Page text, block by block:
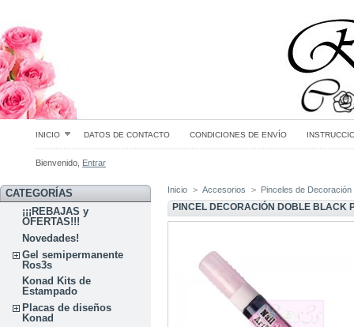
INICIO DATOS DE CONTACTO CONDICIONES DE ENVÍO
Bienvenido, Entrar
CATEGORÍAS
¡¡¡REBAJAS y
OFERTAS!!!
Novedades!
Gel semipermanente
Ros3s
Konad Kits de
Estampado
Placas de diseños
Konad
Inicio > Accesorios > Pinceles de Decoración
PINCEL DECORACIÓN DOBLE BLACK